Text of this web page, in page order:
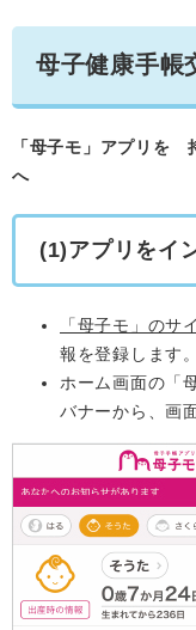
母子健康手帳
「母子モ」アプリ
へ
(1)アプリをイ
「母子モ」のサ
報を登録します。
ホーム画面の「
バナーから、画